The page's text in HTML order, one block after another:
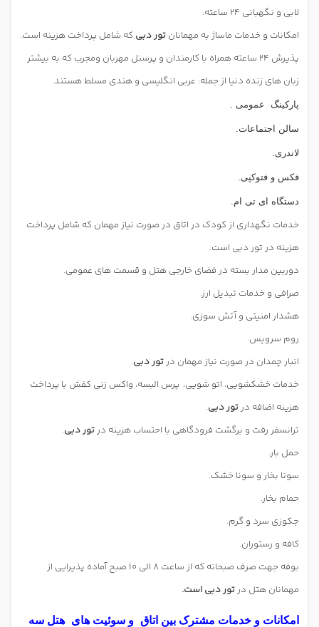
لابی و نگهبانی 24 ساعته.
امکانات و خدمات ماساژ به مهمانان تور دبی که شامل پرداخت هزینه است.
پذیرش 24 ساعته همراه با کارمندان و پرسنل مهربان ومجرب که به بیشتر
زبان های زنده دنیا از جمله: عربی انگلیسی و هندی مسلط هستند.
پارکینگ عمومی .
سالن اجتماعات.
لاندری.
فکس و فتوکپی.
دستگاه ای تی ام.
خدمات نگهداری از کودک در اتاق در صورت نیاز مهمان که شامل پرداخت
هزینه در تور دبی است.
دوربین مدار بسته در فضای خارجی هتل و قسمت های عمومی.
صرافی و خدمات تبدیل ارز.
هشدار امنیتی و آتش سوزی.
روم سرویس.
انبار چمدان در صورت نیاز مهمان در تور دبی.
خدمات خشکشویی، اتو شویی، پرس البسه، واکس زنی کفش با پرداخت
هزینه اضافه در تور دبی.
ترانسفر رفت و برگشت فرودگاهی با احتساب هزینه در تور دبی.
حمل بار.
سونا بخار و سونا خشک.
حمام بخار.
جکوزی سرد و گرم.
کافه و رستوران.
بوفه جهت صرف صبحانه که از ساعت 8 الی 10 صبح آماده پذیرایی از
مهمانان هتل در تور دبی است.
امکانات و خدمات مشترک بین اتاق و سوئیت های هتل سه